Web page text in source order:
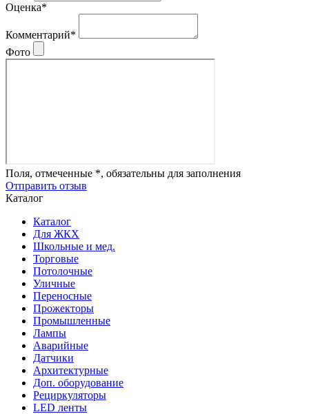
Оценка*
Комментарий*
Фото
Поля, отмеченные *, обязательны для заполнения
Отправить отзыв
Каталог
Каталог
Для ЖКХ
Школьные и мед.
Торговые
Потолочные
Уличные
Переносные
Прожекторы
Промышленные
Лампы
Аварийные
Датчики
Архитектурные
Доп. оборудование
Рециркуляторы
LED ленты